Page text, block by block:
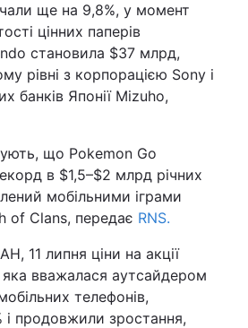
ще на 9,8%, у момент
цінних паперів
становила $37 млрд,
рівні з корпорацією Sony і
банків Японії Mizuho,
що Pokemon Go
в $1,5–$2 млрд річних
мобільними іграми
of Clans, передає RNS.
11 липня ціни на акції
яка вважалася аутсайдером
телефонів,
і продовжили зростання,